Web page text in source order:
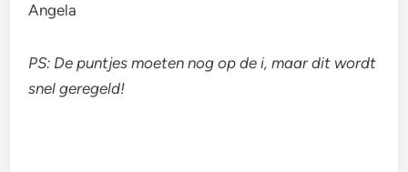
Angela
PS: De puntjes moeten nog op de i, maar dit wordt
snel geregeld!